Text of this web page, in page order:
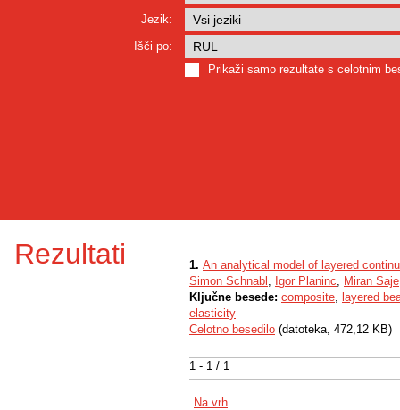
Jezik:
Išči po:
Prikaži samo rezultate s celotnim
Rezultati
1 - 1 / 1
1. An analytical model of layered
Simon Schnabl , Igor Planinc, Miran Saje
Ključne besede: composite, layered
elasticity
Celotno besedilo (datoteka, 472,12 KB)
Na vrh